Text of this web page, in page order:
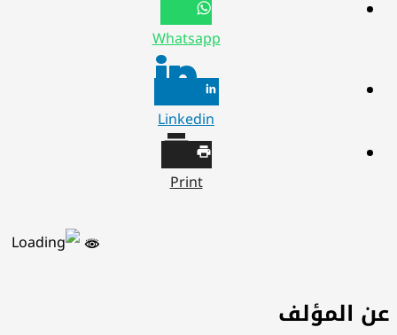
Whatsapp
Linkedin
Print
المؤلف